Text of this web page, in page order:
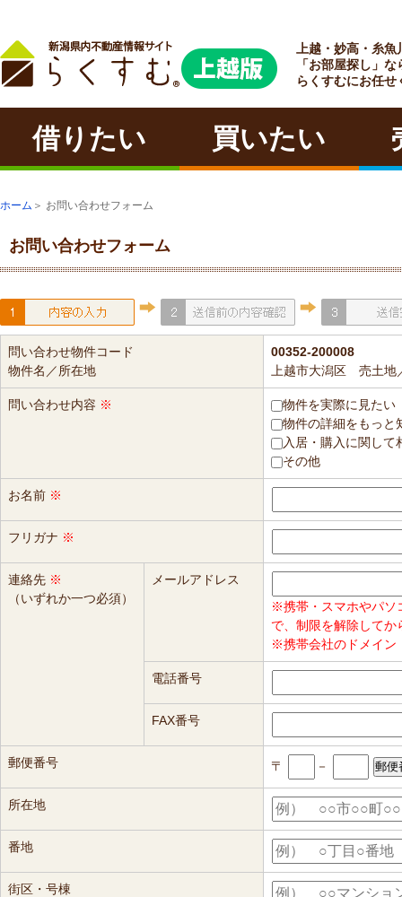
ラクチン
上越・妙高・糸魚
「お部屋探し」な
らくすむにお任せ
借りたい 買いたい
ホーム ＞ お問い合わせフォーム
お問い合わせフォーム
問い合わせ物件コード
物件名／所在地
00352-200008
上越市大潟区 売土地
問い合わせ内容 ※
物件を実際に見たい
物件の詳細をもっと
入居・購入に関して
その他
お名前 ※
フリガナ ※
連絡先 ※
（いずれか一つ必須）
メールアドレス
※携帯・スマホやパソ
で、制限を解除して
※携帯会社のドメイン
電話番号
FAX番号
郵便番号 〒 －
所在地
番地
街区・号棟